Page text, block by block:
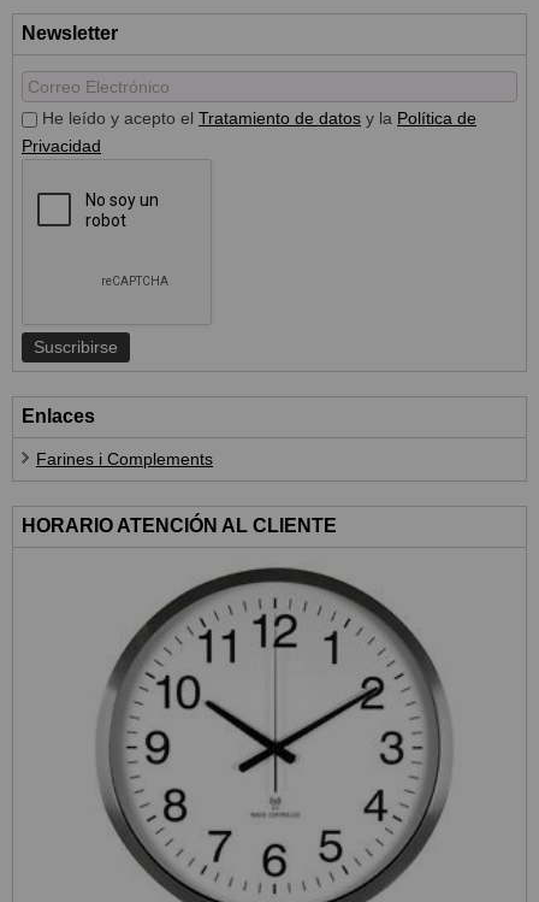
Newsletter
He leído y acepto el Tratamiento de datos y la Política de
Privacidad
Enlaces
Farines i Complements
HORARIO ATENCIÓN AL CLIENTE